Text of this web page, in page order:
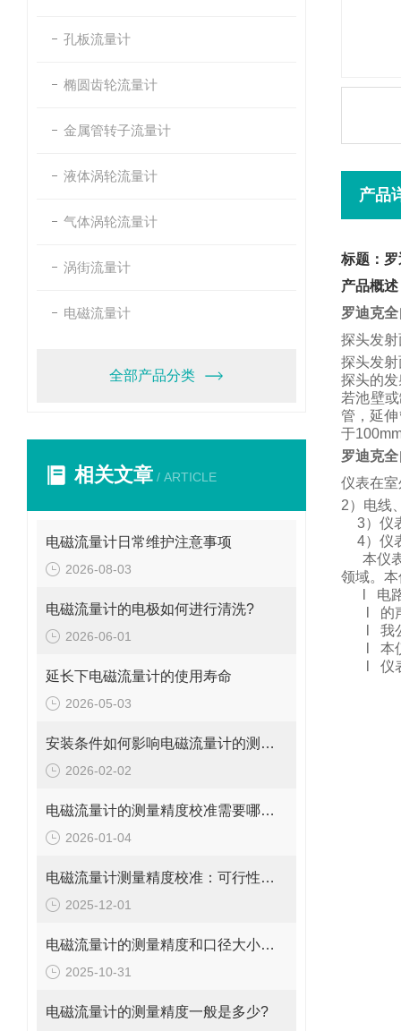
孔板流量计
椭圆齿轮流量计
金属管转子流量计
液体涡轮流量计
气体涡轮流量计
涡街流量计
电磁流量计
全部产品分类
相关文章 / ARTICLE
电磁流量计日常维护注意事项
2026-08-03
电磁流量计的电极如何进行清洗?
2026-06-01
延长下电磁流量计的使用寿命
2026-05-03
安装条件如何影响电磁流量计的测量精度?
2026-02-02
电磁流量计的测量精度校准需要哪些工具和设备?
2026-01-04
电磁流量计测量精度校准：可行性、方法与实操指南
2025-12-01
电磁流量计的测量精度和口径大小的关系是什么?
2025-10-31
电磁流量计的测量精度一般是多少?
产品
标题：
产品概述
罗迪克
探头发
探头发
探头的
若池壁
管，延
于
罗迪克
仪表在
2）电线
3）仪
4）仪
本仪
领域。 本
电
的
我
本
仪